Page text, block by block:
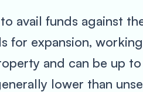
avail funds against
for expansion,
and can be up
lower than